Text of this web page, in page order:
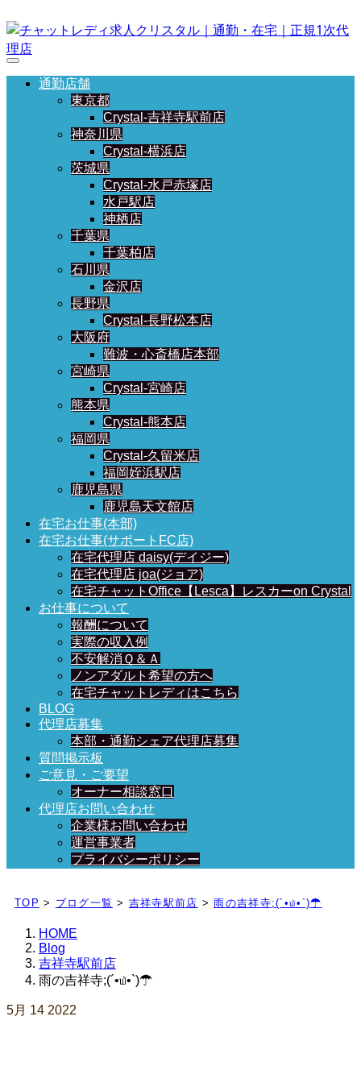
通勤店舗
東京都
Crystal-吉祥寺駅前店
神奈川県
Crystal-横浜店
茨城県
Crystal-水戸赤塚店
水戸駅店
神栖店
千葉県
千葉柏店
石川県
金沢店
長野県
Crystal-長野松本店
大阪府
難波・心斎橋店本部
宮崎県
Crystal-宮崎店
熊本県
Crystal-熊本店
福岡県
Crystal-久留米店
福岡姪浜駅店
鹿児島県
鹿児島天文館店
在宅お仕事(本部)
在宅お仕事(サポートFC店)
在宅代理店 daisy(デイジー)
在宅代理店 joa(ジョア)
在宅チャットOffice【Lesca】レスカーon Crystal
お仕事について
報酬について
実際の収入例
不安解消Ｑ＆Ａ
ノンアダルト希望の方へ
在宅チャットレディはこちら
BLOG
代理店募集
本部・通勤シェア代理店募集
質問掲示板
ご意見・ご要望
オーナー相談窓口
代理店お問い合わせ
企業様お問い合わせ
運営事業者
プライバシーポリシー
日々、ブログを更新中！
TOP > ブログ一覧 > 吉祥寺駅前店 >雨の吉祥寺;(´•௰•`)☂
HOME
Blog
吉祥寺駅前店
雨の吉祥寺;(´•௰•`)☂
5月 14 2022